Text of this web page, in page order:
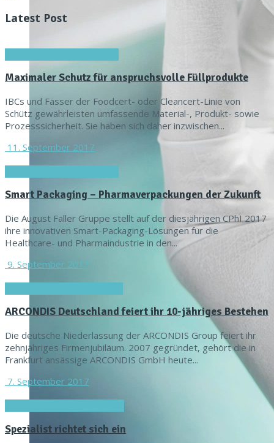
Latest Post
Maximaler Schutz für anspruchsvolle Füllprodukte
IBCs und Fässer der Foodcert- oder Cleancert-Linie von
Schütz gewährleisten umfassende Material-, Produkt- sowie
Prozesssicherheit. Sie haben sich daher inzwischen...
11. September 2017
Smart Packaging – Pharmaverpackungen der Zukunft
Die August Faller Gruppe stellt auf der diesjährigen CPhI 2017
ihre innovativen Smart-Packaging-Lösungen für die
Healthcare- und Pharmaindustrie in den...
9. September 2017
ARCONDIS Deutschland feiert ihr 10-jähriges Bestehen
Die deutsche Niederlassung der ARCONDIS Group feiert ihr
zehnjähriges Firmenjubiläum. 2007 gegründet, gehört die in
Frankfurt ansässige ARCONDIS GmbH heute...
7. September 2017
Spezialist richtet sich ein